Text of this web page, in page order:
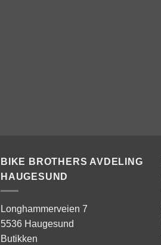
BIKE BROTHERS AVDELING
HAUGESUND
Longhammerveien 7
5536 Haugesund
Butikken